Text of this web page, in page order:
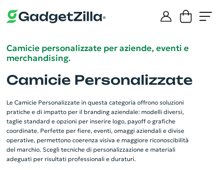
Camicie personalizzate per aziende, eventi e
merchandising.
Camicie Personalizzate
Le Camicie Personalizzate in questa categoria offrono soluzioni
pratiche e di impatto per il branding aziendale: modelli diversi,
taglie standard e opzioni per inserire logo, payoff o grafiche
coordinate. Perfette per fiere, eventi, omaggi aziendali e divise
operative, permettono coerenza visiva e maggiore riconoscibilità
del marchio. Scegli tecniche di personalizzazione e materiali
adeguati per risultati professionali e duraturi.